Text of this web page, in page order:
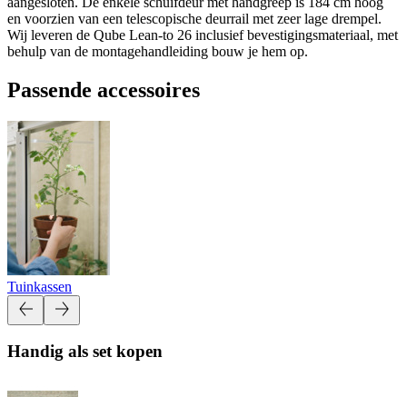
en voorzien van een telescopische deurrail met zeer lage drempel.
Wij leveren de Qube Lean-to 26 inclusief bevestigingsmateriaal, met
behulp van de montagehandleiding bouw je hem op.
Passende accessoires
Tuinkassen
Handig als set kopen